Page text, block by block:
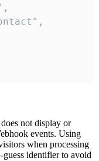
not display or
events. Using
when processing
guess identifier to avoid